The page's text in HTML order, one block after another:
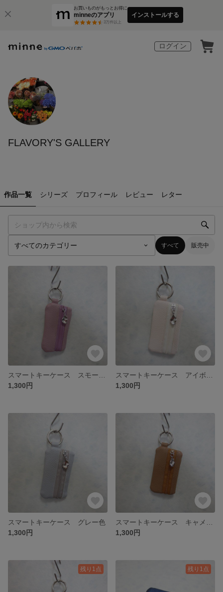
お買いものがもっとお得に
minneのアプリ
3万件以上
インストールする
ログイン
FLAVORY'S GALLERY
作品一覧 シリーズ プロフィール レビュー レター
すべて 販売中
1,300円
1,300円
スマートキーケース グレー色
1,300円
1,300円
残り1点 残り1点